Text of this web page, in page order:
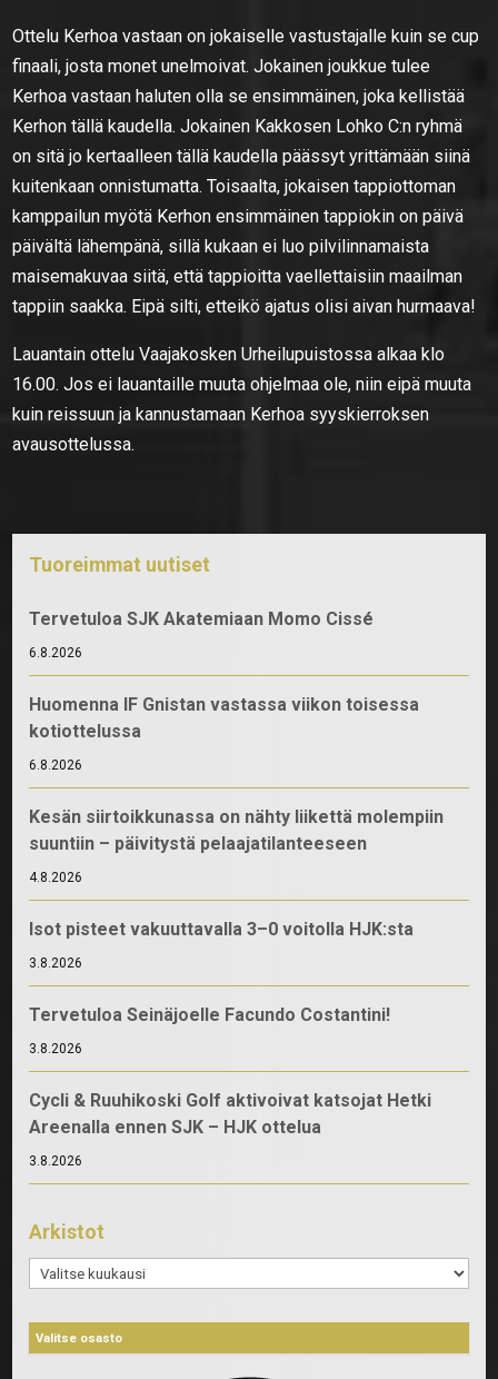
Ottelu Kerhoa vastaan on jokaiselle vastustajalle kuin se cup
finaali, josta monet unelmoivat. Jokainen joukkue tulee
Kerhoa vastaan haluten olla se ensimmäinen, joka kellistää
Kerhon tällä kaudella. Jokainen Kakkosen Lohko C:n ryhmä
on sitä jo kertaalleen tällä kaudella päässyt yrittämään siinä
kuitenkaan onnistumatta. Toisaalta, jokaisen tappiottoman
kamppailun myötä Kerhon ensimmäinen tappiokin on päivä
päivältä lähempänä, sillä kukaan ei luo pilvilinnamaista
maisemakuvaa siitä, että tappioitta vaellettaisiin maailman
tappiin saakka. Eipä silti, etteikö ajatus olisi aivan hurmaava!
Lauantain ottelu Vaajakosken Urheilupuistossa alkaa klo
16.00. Jos ei lauantaille muuta ohjelmaa ole, niin eipä muuta
kuin reissuun ja kannustamaan Kerhoa syyskierroksen
avausottelussa.
Tuoreimmat uutiset
Tervetuloa SJK Akatemiaan Momo Cissé
6.8.2026
Huomenna IF Gnistan vastassa viikon toisessa
kotiottelussa
6.8.2026
Kesän siirtoikkunassa on nähty liikettä molempiin
suuntiin – päivitystä pelaajatilanteeseen
4.8.2026
Isot pisteet vakuuttavalla 3–0 voitolla HJK:sta
3.8.2026
Tervetuloa Seinäjoelle Facundo Costantini!
3.8.2026
Cycli & Ruuhikoski Golf aktivoivat katsojat Hetki
Areenalla ennen SJK – HJK ottelua
3.8.2026
Arkistot
Arkistot